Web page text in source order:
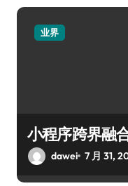
业界
小程序跨界融
dawei 7 月 31,